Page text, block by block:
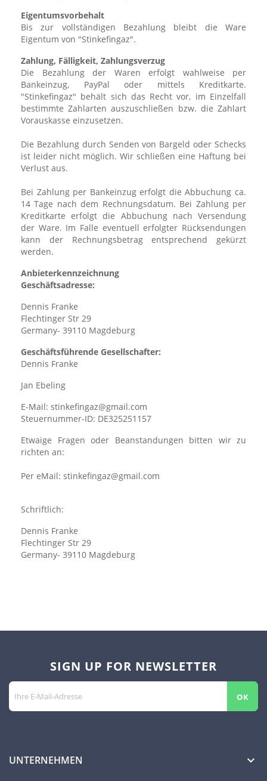
Eigentumsvorbehalt
Bis zur vollständigen Bezahlung bleibt die Ware
Eigentum von "Stinkefingaz".
Zahlung, Fälligkeit, Zahlungsverzug
Die Bezahlung der Waren erfolgt wahlweise per
Bankeinzug, PayPal oder mittels Kreditkarte.
"Stinkefingaz" behält sich das Recht vor, im Einzelfall
bestimmte Zahlarten auszuschließen bzw. die Zahlart
Vorauskasse einzusetzen.
Die Bezahlung durch Senden von Bargeld oder Schecks
ist leider nicht möglich. Wir schließen eine Haftung bei
Verlust aus.
Bei Zahlung per Bankeinzug erfolgt die Abbuchung ca.
14 Tage nach dem Rechnungsdatum. Bei Zahlung per
Kreditkarte erfolgt die Abbuchung nach Versendung
der Ware. Im Falle eventuell erfolgter Rücksendungen
kann der Rechnungsbetrag entsprechend gekürzt
werden.
Anbieterkennzeichnung
Geschäftsadresse:
Dennis Franke
Flechtinger Str 29
Germany- 39110 Magdeburg
Geschäftsführende Gesellschafter:
Dennis Franke
Jan Ebeling
E-Mail: stinkefingaz@gmail.com
Steuernummer-ID: DE325251157
Etwaige Fragen oder Beanstandungen bitten wir zu
richten an:
Per eMail: stinkefingaz@gmail.com
Schriftlich:
Dennis Franke
Flechtinger Str 29
Germany- 39110 Magdeburg
SIGN UP FOR NEWSLETTER
UNTERNEHMEN 